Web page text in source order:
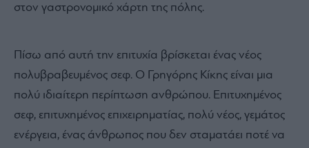
στον γαστρονομικό χάρτη της πόλης.
Πίσω από αυτή την επιτυχία βρίσκεται ένας νέος
πολυβραβευμένος σεφ. Ο Γρηγόρης Κίκης είναι μια
πολύ ιδιαίτερη περίπτωση ανθρώπου. Επιτυχημένος
σεφ, επιτυχημένος επιχειρηματίας, πολύ νέος, γεμάτος
ενέργεια, ένας άνθρωπος που δεν σταματάει ποτέ να